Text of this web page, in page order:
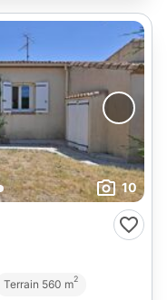
10
Terrain 560 m2